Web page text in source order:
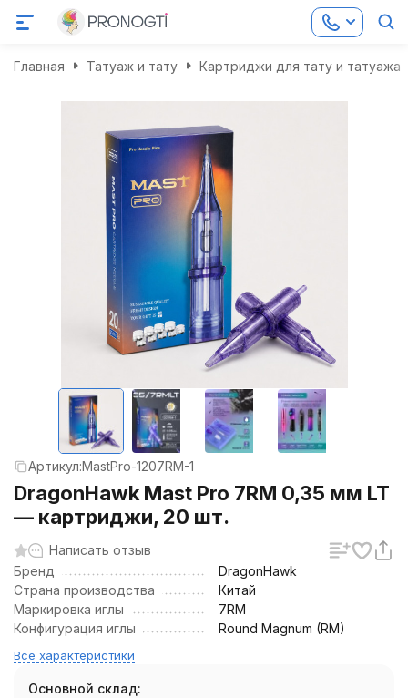
Главная Татуаж и тату Картриджи для тату и татуажа
Артикул:MastPro-1207RM-1
DragonHawk Mast Pro 7RM 0,35 мм LT
— картриджи, 20 шт.
Написать отзыв
Бренд
DragonHawk
Страна производства
Китай
Маркировка иглы
7RM
Конфигурация иглы
Round Magnum (RM)
Все характеристики
Основной склад: